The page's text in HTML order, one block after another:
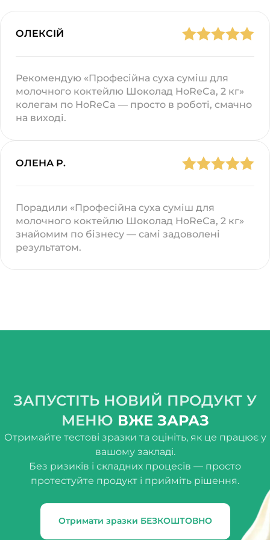
ОЛЕКСІЙ
Рекомендую «Професійна суха суміш для
молочного коктейлю Шоколад HoReCa, 2 кг»
колегам по HoReCa — просто в роботі, смачно
на виході.
ОЛЕНА Р.
Порадили «Професійна суха суміш для
молочного коктейлю Шоколад HoReCa, 2 кг»
знайомим по бізнесу — самі задоволені
результатом.
ЗАПУСТІТЬ НОВИЙ ПРОДУКТ У
МЕНЮ ВЖЕ ЗАРАЗ
Отримайте тестові зразки та оцініть, як це працює у
вашому закладі.
Без ризиків і складних процесів — просто
протестуйте продукт і прийміть рішення.
Отримати зразки БЕЗКОШТОВНО